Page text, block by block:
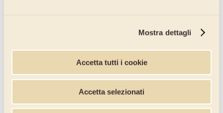
Mostra dettagli
Accetta tutti i cookie
Accetta selezionati